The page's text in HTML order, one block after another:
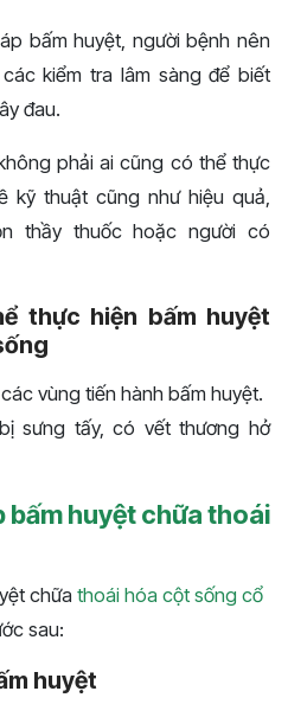
bấm huyệt, người bệnh nên
kiểm tra lâm sàng để biết
đau.
phải ai cũng có thể thực
kỹ thuật cũng như hiệu quả,
thầy thuốc hoặc người có
thực hiện bấm huyệt
vùng tiến hành bấm huyệt.
sưng tấy, có vết thương hở
huyệt chữa thoái
chữa thoái hóa cột sống cổ
sau:
huyệt